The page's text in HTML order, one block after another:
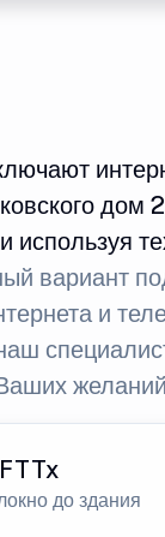
дом
используя
вариант
и
желаний
до здания